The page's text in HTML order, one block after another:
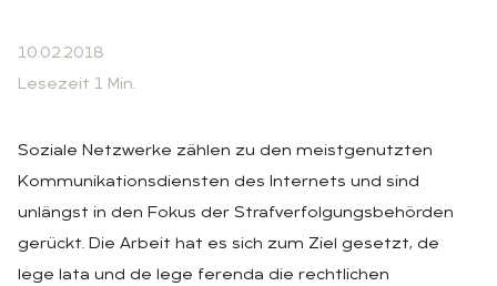
10.02.2018
Lesezeit 1 Min.
Soziale Netzwerke zählen zu den meistgenutzten
Kommunikationsdiensten des Internets und sind
unlängst in den Fokus der Strafverfolgungsbehörden
gerückt. Die Arbeit hat es sich zum Ziel gesetzt, de
lege lata und de lege ferenda die rechtlichen